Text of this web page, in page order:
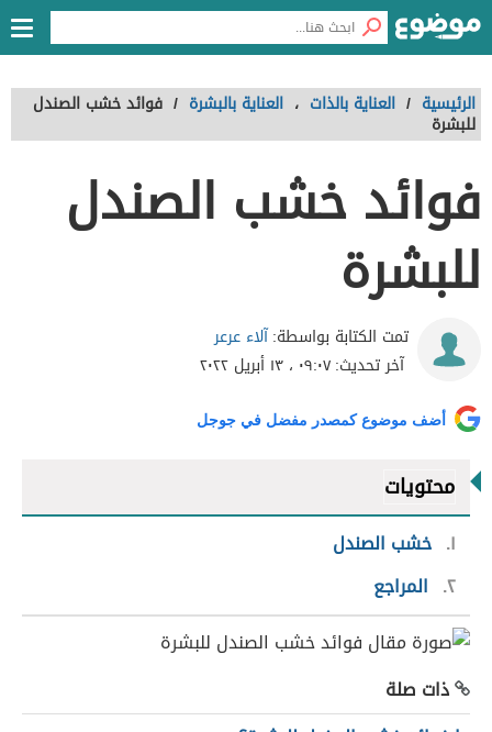
الرئيسية / العناية بالذات ، العناية بالبشرة / فوائد خشب الصندل
للبشرة
فوائد خشب الصندل
للبشرة
تمت الكتابة بواسطة:آلاء عرعر
آخر تحديث:٠٩:٠٧ ، ١٣ أبريل ٢٠٢٢
أضف موضوع كمصدر مفضل في جوجل
محتويات
١ خشب الصندل
٢ المراجع
ذات صلة